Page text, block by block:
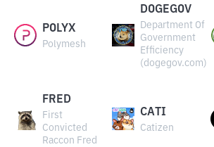
POLYX
Polymesh
DOGEGOV
Department Of
Government
Efficiency
(dogegov.com)
FRED
First
Convicted
Raccon Fred
CATI
Catizen